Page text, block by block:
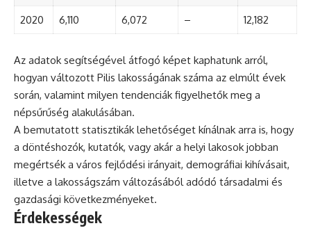
2020 6,110 6,072 – 12,182
Az adatok segítségével átfogó képet kaphatunk arról,
hogyan változott Pilis lakosságának száma az elmúlt évek
során, valamint milyen tendenciák figyelhetők meg a
népsűrűség alakulásában.
A bemutatott statisztikák lehetőséget kínálnak arra is, hogy
a döntéshozók, kutatók, vagy akár a helyi lakosok jobban
megértsék a város fejlődési irányait, demográfiai kihívásait,
illetve a lakosságszám változásából adódó társadalmi és
gazdasági következményeket.
Érdekességek